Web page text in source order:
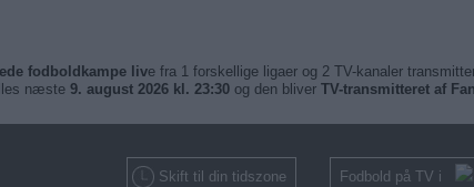
fodboldkampe live fra 1 forskellige ligaer og 2 TV-kanaler
næste 9. august 2026 kl. 23:30og den bliver TV-transmitteret af
Skift til din tidszone Fodbold på TV i